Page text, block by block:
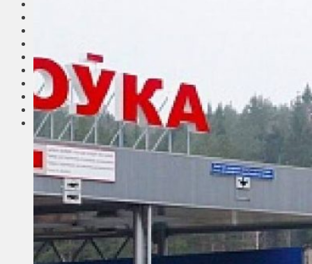
Выбор читателей
Калейдоскоп
Армия
Сейм Литвы
Культура
Больше
Фоторепортаж
Туризм
ЛК рекомендует
Сеньорам
Образование
Здравоохранение
Экология
Происшествия
Приграничье
Деньги